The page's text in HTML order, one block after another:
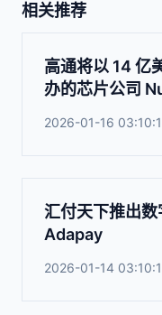
相关推荐
高通将以 14 亿
办的芯片公司
2026-01-16
汇付天下推出数
Adapay
2026-01-14